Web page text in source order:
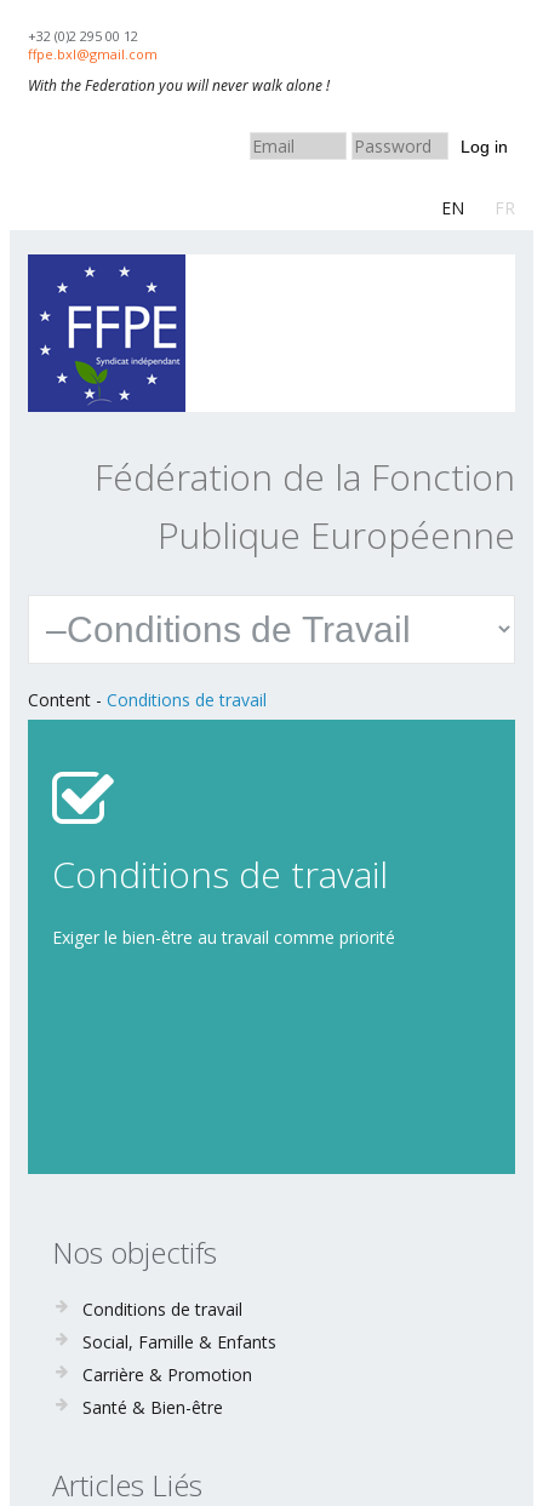
+32 (0)2 295 00 12
ffpe.bxl@gmail.com
With the Federation you will never walk alone !
Log in
EN FR
Fédération de la Fonction
Publique Européenne
Content - Conditions de travail
Conditions de travail
Exiger le bien-être au travail comme priorité
Nos objectifs
Conditions de travail
Social, Famille & Enfants
Carrière & Promotion
Santé & Bien-être
Articles Liés